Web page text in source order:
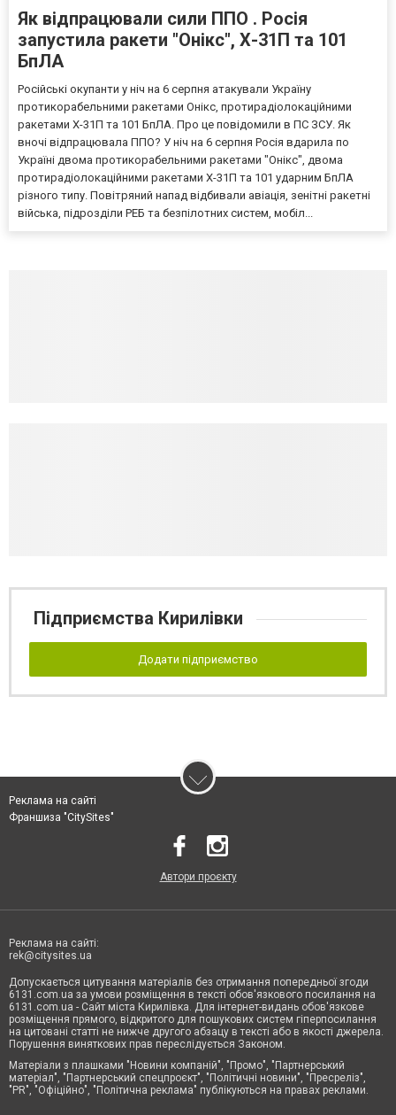
Як відпрацювали сили ППО . Росія
запустила ракети "Онікс", Х-31П та 101
БпЛА
Російські окупанти у ніч на 6 серпня атакували Україну
протикорабельними ракетами Онікс, протирадіолокаційними
ракетами Х-31П та 101 БпЛА. Про це повідомили в ПС ЗСУ. Як
вночі відпрацювала ППО? У ніч на 6 серпня Росія вдарила по
Україні двома протикорабельними ракетами "Онікс", двома
протирадіолокаційними ракетами Х-31П та 101 ударним БпЛА
різного типу. Повітряний напад відбивали авіація, зенітні ракетні
війська, підрозділи РЕБ та безпілотних систем, мобіл...
Підприємства Кирилівки
Додати підприємство
Реклама на сайті
Франшиза "CitySites"
Автори проєкту
Реклама на сайті:
rek@citysites.ua
Допускається цитування матеріалів без отримання попередньої згоди
6131.com.ua за умови розміщення в тексті обов'язкового посилання на
6131.com.ua - Сайт міста Кирилівка. Для інтернет-видань обов'язкове
розміщення прямого, відкритого для пошукових систем гіперпосилання
на цитовані статті не нижче другого абзацу в тексті або в якості джерела.
Порушення виняткових прав переслідується Законом.
Матеріали з плашками "Новини компаній", "Промо", "Партнерський
матеріал", "Партнерський спецпроєкт", "Політичні новини", "Пресреліз",
"PR", "Офіційно", "Політична реклама" публікуються на правах реклами.